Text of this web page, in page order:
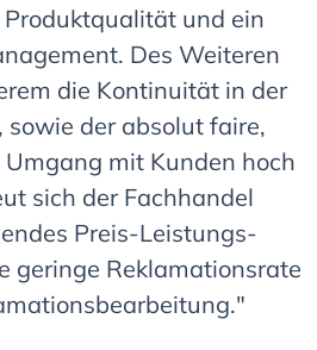
und ein
Des Weiteren
die Kontinuität in der
der absolut faire,
mit Kunden hoch
sich der Fachhandel
Preis-Leistungs-
geringe Reklamationsrate